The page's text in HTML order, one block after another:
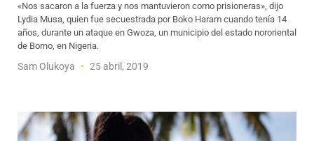
«Nos sacaron a la fuerza y ​​nos mantuvieron como prisioneras», dijo
Lydia Musa, quien fue secuestrada por Boko Haram cuando tenía 14
años, durante un ataque en Gwoza, un municipio del estado nororiental
de Borno, en Nigeria.
Sam Olukoya 25 abril, 2019